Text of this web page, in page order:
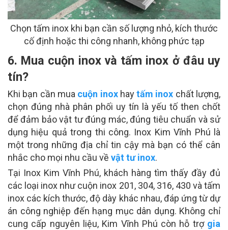
Chọn tấm inox khi bạn cần số lượng nhỏ, kích thước
cố định hoặc thi công nhanh, không phức tạp
6. Mua cuộn inox và tấm inox ở đâu uy
tín?
Khi bạn cần mua cuộn inoxhaytấm inox chất lượng,
chọn đúng nhà phân phối uy tín là yếu tố then chốt
để đảm bảo vật tư đúng mác, đúng tiêu chuẩn và sử
dụng hiệu quả trong thi công. Inox Kim Vĩnh Phú là
một trong những địa chỉ tin cậy mà bạn có thể cân
nhắc cho mọi nhu cầu về vật tư inox.
Tại Inox Kim Vĩnh Phú, khách hàng tìm thấy đầy đủ
các loại inox như cuộn inox 201, 304, 316, 430 và tấm
inox các kích thước, độ dày khác nhau, đáp ứng từ dự
án công nghiệp đến hạng mục dân dụng. Không chỉ
cung cấp nguyên liệu, Kim Vĩnh Phú còn hỗ trợ gia